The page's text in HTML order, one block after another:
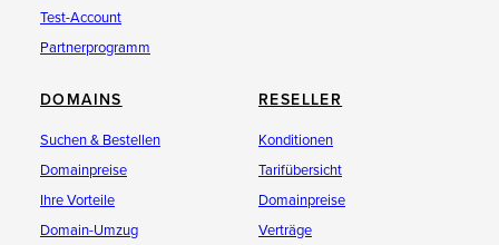
Test-Account
Partnerprogramm
DOMAINS
Suchen & Bestellen
Domainpreise
Ihre Vorteile
Domain-Umzug
RESELLER
Konditionen
Tarifübersicht
Domainpreise
Verträge